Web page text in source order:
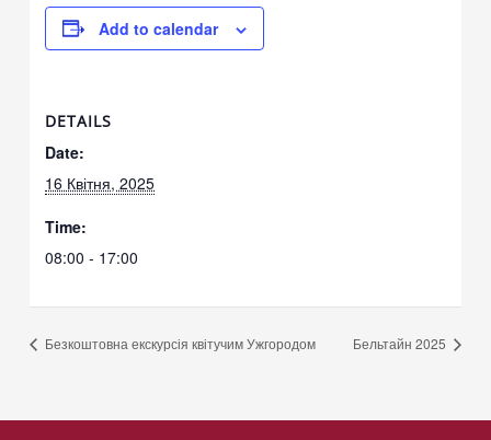
Add to calendar
DETAILS
Date:
16 Квітня, 2025
Time:
08:00 - 17:00
Безкоштовна екскурсія квітучим Ужгородом Бельтайн 2025